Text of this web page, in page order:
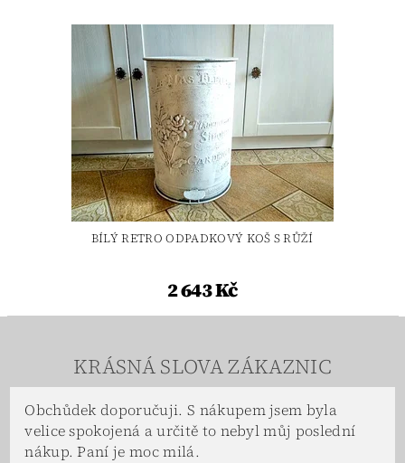
BÍLÝ RETRO ODPADKOVÝ KOŠ S RŮŽÍ
2 643 Kč
KRÁSNÁ SLOVA ZÁKAZNIC
Obchůdek doporučuji. S nákupem jsem byla
velice spokojená a určitě to nebyl můj poslední
nákup. Paní je moc milá.